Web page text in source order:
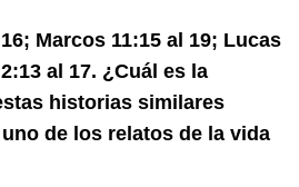
Marcos 11:15 al 19; Lucas
al 17. ¿Cuál es la
historias similares
de los relatos de la vida